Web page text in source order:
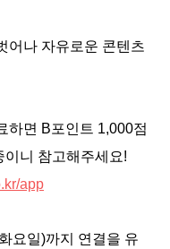
어나 자유로운 콘텐츠
하면 B포인트 1,000점
이니 참고해주세요!
app
요일)까지 연결을 유